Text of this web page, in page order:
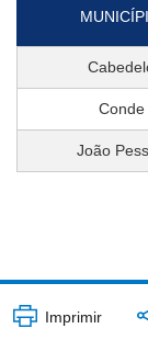
Conde
João
Imprimir